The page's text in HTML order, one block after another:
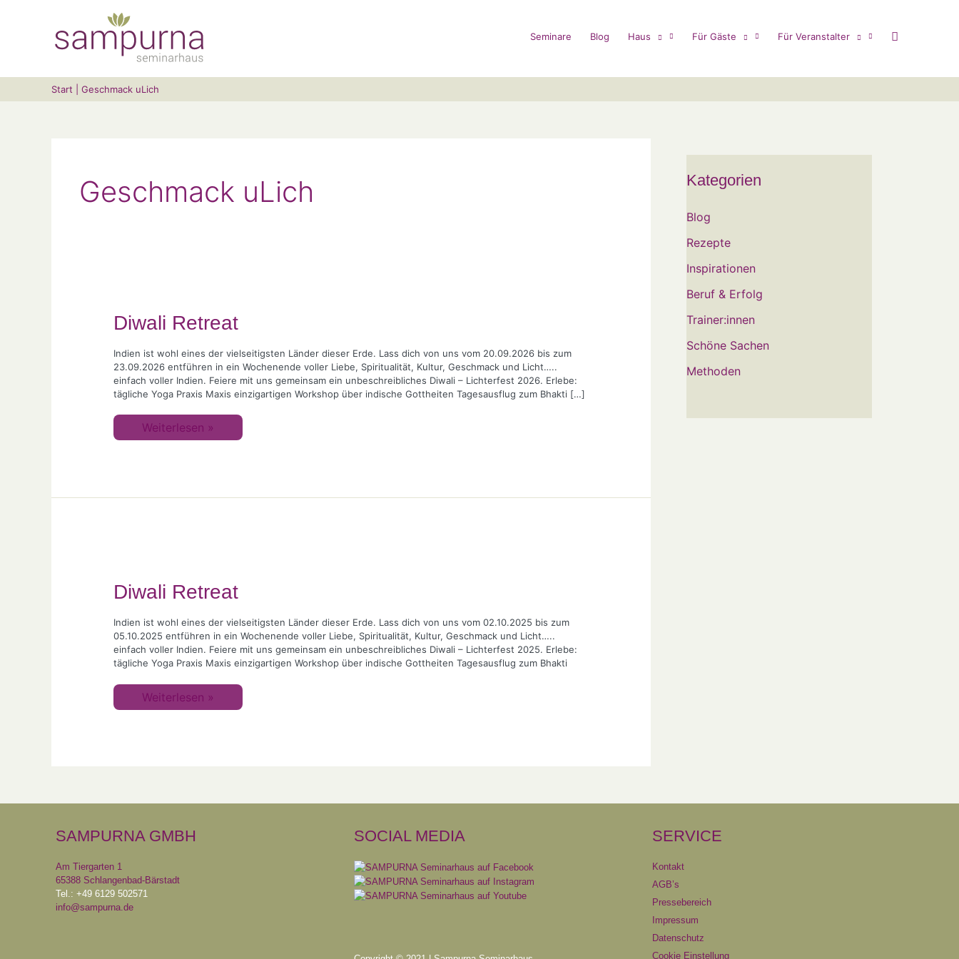
Seminare Blog Haus Für Gäste Für Veranstalter
Start Geschmack uLich
Geschmack uLich
Diwali Retreat
Indien ist wohl eines der vielseitigsten Länder dieser Erde. Lass dich von uns vom 20.09.2026 bis zum
23.09.2026 entführen in ein Wochenende voller Liebe, Spiritualität, Kultur, Geschmack und Licht…..
einfach voller Indien. Feiere mit uns gemeinsam ein unbeschreibliches Diwali – Lichterfest 2026. Erlebe:
tägliche Yoga Praxis Maxis einzigartigen Workshop über indische Gottheiten Tagesausflug zum Bhakti […]
Weiterlesen »
Diwali Retreat
Indien ist wohl eines der vielseitigsten Länder dieser Erde. Lass dich von uns vom 02.10.2025 bis zum
05.10.2025 entführen in ein Wochenende voller Liebe, Spiritualität, Kultur, Geschmack und Licht…..
einfach voller Indien. Feiere mit uns gemeinsam ein unbeschreibliches Diwali – Lichterfest 2025. Erlebe:
tägliche Yoga Praxis Maxis einzigartigen Workshop über indische Gottheiten Tagesausflug zum Bhakti
Weiterlesen »
Kategorien
Blog
Rezepte
Inspirationen
Beruf & Erfolg
Trainer:innen
Schöne Sachen
Methoden
SAMPURNA GMBH
Am Tiergarten 1
65388 Schlangenbad-Bärstadt
Tel.: +49 6129 502571
info@sampurna.de
SOCIAL MEDIA SERVICE
Kontakt
AGB’s
Pressebereich
Impressum
Datenschutz
Cookie Einstellung